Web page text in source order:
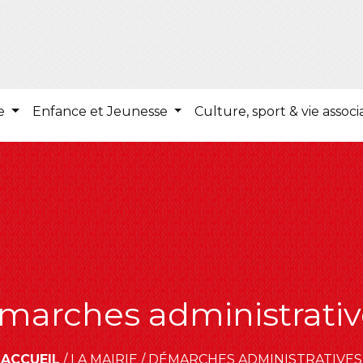
Enfance et Jeunesse Culture, sport & vie
ACCUEIL/LA MAIRIE/DÉMARCHES ADMINISTRATIVES